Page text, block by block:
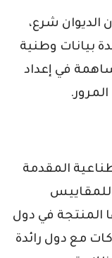
الديوان شرع،
قاعدة بيانات وطنية
في إعداد
المقدمة
للمقاييس
المنتجة في دول
مع دول رائدة